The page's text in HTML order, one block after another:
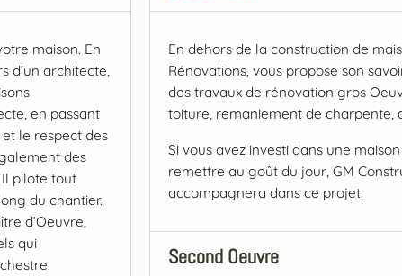
maison. En
d’un architecte,
en passant
le respect des
des
pilote tout
du chantier.
d’Oeuvre,
qui
En dehors de la construction de
Rénovations, vous propose son
des travaux de rénovation gros
toiture, remaniement de charpente,
Si vous avez investi dans une
remettre au goût du jour, GM
accompagnera dans ce projet.
Second Oeuvre